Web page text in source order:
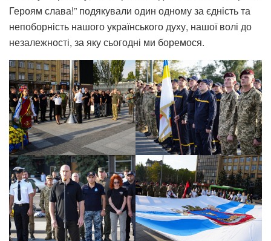
Героям слава!” подякували один одному за єдність та
непоборність нашого українського духу, нашої волі до
незалежності, за яку сьогодні ми боремося.